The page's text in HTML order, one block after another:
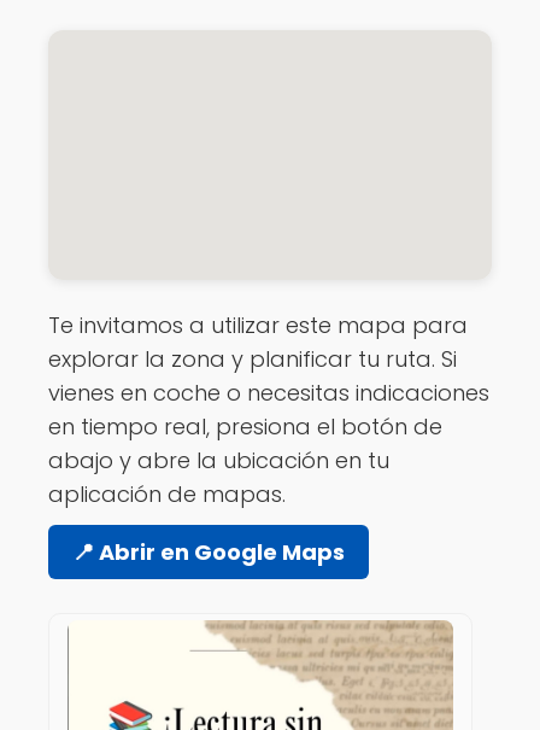
Te invitamos a utilizar este mapa para
explorar la zona y planificar tu ruta. Si
vienes en coche o necesitas indicaciones
en tiempo real, presiona el botón de
abajo y abre la ubicación en tu
aplicación de mapas.
📍 Abrir en Google Maps